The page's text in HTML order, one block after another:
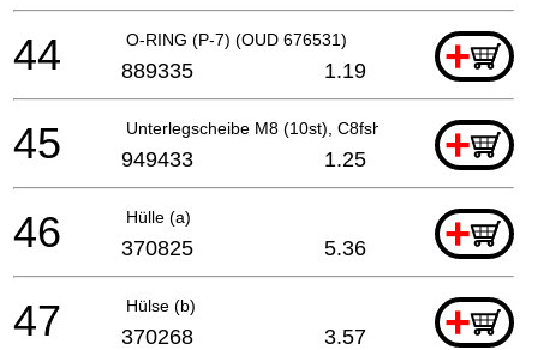
O-RING (P-7) (OUD 676531) +
44 889335 1.19
Unterlegscheibe M8 (10st), C8fshe, C8fse+
45 949433 1.25
Hülle (a) +
46 370825 5.36
Hülse (b) +
47 370268 3.57